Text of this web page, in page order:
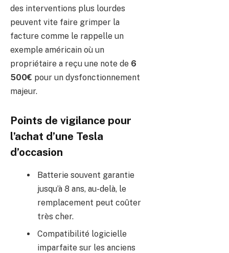
des interventions plus lourdes
peuvent vite faire grimper la
facture comme le rappelle un
exemple américain où un
propriétaire a reçu une note de 6
500€ pour un dysfonctionnement
majeur.
Points de vigilance pour
l’achat d’une Tesla
d’occasion
Batterie souvent garantie
jusqu’à 8 ans, au-delà, le
remplacement peut coûter
très cher.
Compatibilité logicielle
imparfaite sur les anciens